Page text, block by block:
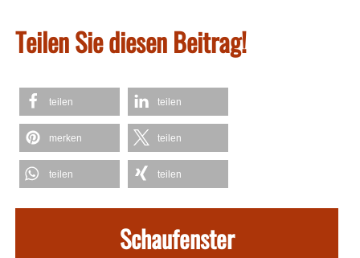
Teilen Sie diesen Beitrag!
teilen teilen
merken teilen
teilen teilen
Schaufenster